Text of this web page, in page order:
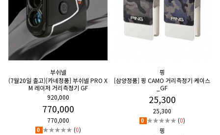
부쉬넬
(7월20일 출고)[카네정품] 부쉬넬 PRO X
M 레이저 거리측정기 GF
920,000
770,000
770,000
0 ★★★★★ (0)
핑
[삼양정품] 핑 CAMO 거리측정기 케이스
_GF
25,300
25,300
0 ★★★★★ (0)
핑